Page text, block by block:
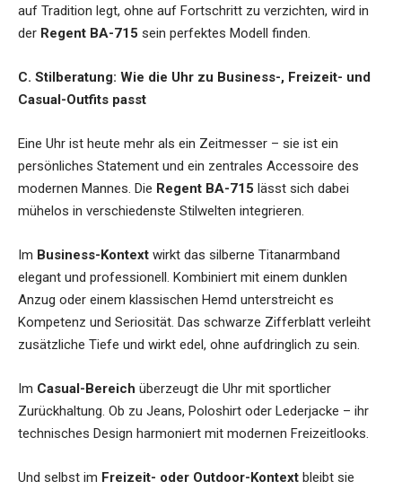
auf Tradition legt, ohne auf Fortschritt zu verzichten, wird in
der Regent BA-715 sein perfektes Modell finden.
C. Stilberatung: Wie die Uhr zu Business-, Freizeit- und
Casual-Outfits passt
Eine Uhr ist heute mehr als ein Zeitmesser – sie ist ein
persönliches Statement und ein zentrales Accessoire des
modernen Mannes. Die Regent BA-715 lässt sich dabei
mühelos in verschiedenste Stilwelten integrieren.
Im Business-Kontext wirkt das silberne Titanarmband
elegant und professionell. Kombiniert mit einem dunklen
Anzug oder einem klassischen Hemd unterstreicht es
Kompetenz und Seriosität. Das schwarze Zifferblatt verleiht
zusätzliche Tiefe und wirkt edel, ohne aufdringlich zu sein.
Im Casual-Bereich überzeugt die Uhr mit sportlicher
Zurückhaltung. Ob zu Jeans, Poloshirt oder Lederjacke – ihr
technisches Design harmoniert mit modernen Freizeitlooks.
Und selbst im Freizeit- oder Outdoor-Kontext bleibt sie